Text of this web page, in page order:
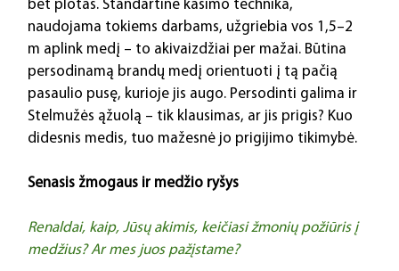
bet plotas. Standartinė kasimo technika,
naudojama tokiems darbams, užgriebia vos 1,5–2
m aplink medį – to akivaizdžiai per mažai. Būtina
persodinamą brandų medį orientuoti į tą pačią
pasaulio pusę, kurioje jis augo. Persodinti galima ir
Stelmužės ąžuolą – tik klausimas, ar jis prigis? Kuo
didesnis medis, tuo mažesnė jo prigijimo tikimybė.
Senasis žmogaus ir medžio ryšys
Renaldai, kaip, Jūsų akimis, keičiasi žmonių požiūris į
medžius? Ar mes juos pažįstame?